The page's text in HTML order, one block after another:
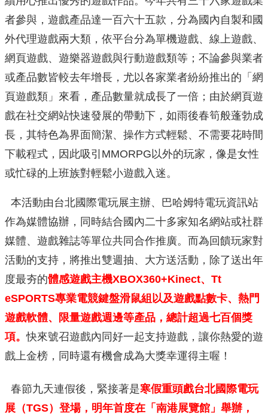
者參與，遊戲產品達一百六十五款，分為國內自製和國
外代理遊戲兩大類，依平台分為單機遊戲、線上遊戲、
網頁遊戲、遊樂器遊戲與行動遊戲類等；不論參與業者
或產品數皆較去年增長，尤以各家業者紛紛推出的「網
頁遊戲類」來看，產品數量就成長了一倍；由於網頁遊
戲在社交網站快速發展的帶動下，如雨後春筍般蓬勃成
長，其特色為界面簡潔、操作方式輕鬆、不需要花時間
下載程式，因此吸引MMORPG以外的玩家，像是女性
或忙碌的上班族對輕鬆小遊戲入迷。
本活動由台北國際電玩展主辦、巴哈姆特電玩資訊站
作為媒體協辦，同時結合國內二十多家知名網站或社群
媒體、遊戲雜誌等單位共同合作推廣。而為回饋玩家對
活動的支持，將推出雙週抽、大方送活動，除了送出年
度最夯的體感遊戲主機XBOX360+Kinect、 Tt
eSPORTS專業電競鍵盤滑鼠組以及遊戲點數卡、熱門
遊戲軟體、限量遊戲週邊等產品，總計超過七百個獎
項。快來號召遊戲內同好一起支持遊戲，讓你熱愛的遊
戲上金榜，同時還有機會成為大獎幸運得主喔！
春節九天連假後，緊接著是寒假重頭戲台北國際電玩
展（TGS）登場，明年首度在「南港展覽館」舉辦，